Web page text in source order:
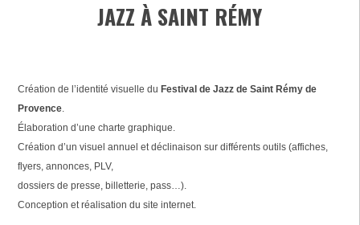
JAZZ À SAINT RÉMY
Création de l’identité visuelle du Festival de Jazz de Saint Rémy de
Provence.
Élaboration d’une charte graphique.
Création d’un visuel annuel et déclinaison sur différents outils (affiches,
flyers, annonces, PLV,
dossiers de presse, billetterie, pass…).
Conception et réalisation du site internet.